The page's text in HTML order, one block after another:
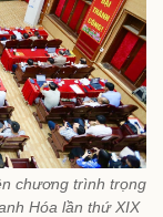
chương trình trọng
Hóa lần thứ XIX